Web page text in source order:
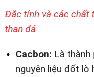
Đặc tính và các chất
than đá
Cacbon: Là thành
nguyên liệu đốt lò